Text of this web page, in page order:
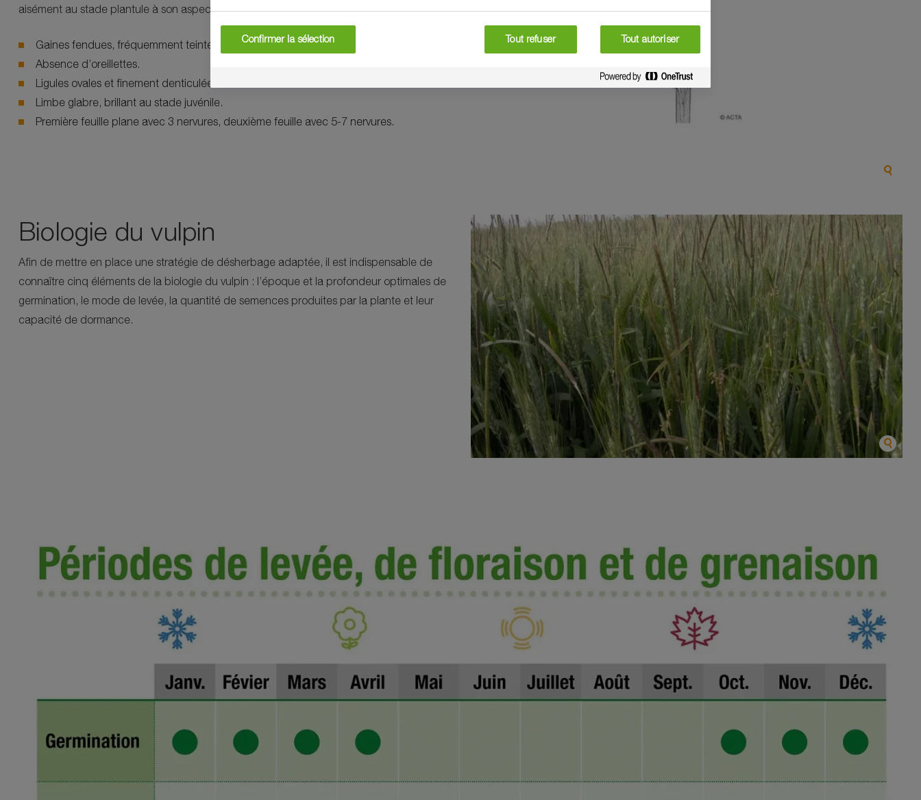
aisément au stade plantule à son aspect :
Gaines fendues, fréquemment teintées de mauve à la base.
Absence d’oreillettes.
Ligules ovales et finement denticulées.
Limbe glabre, brillant au stade juvénile.
Première feuille plane avec 3 nervures, deuxième feuille avec 5-7 nervures.
Biologie du vulpin
Afin de mettre en place une stratégie de désherbage adaptée, il est indispensable de
connaître cinq éléments de la biologie du vulpin : l’époque et la profondeur optimales de
germination, le mode de levée, la quantité de semences produites par la plante et leur
capacité de dormance.
Confirmer la sélection Tout refuser Tout autoriser